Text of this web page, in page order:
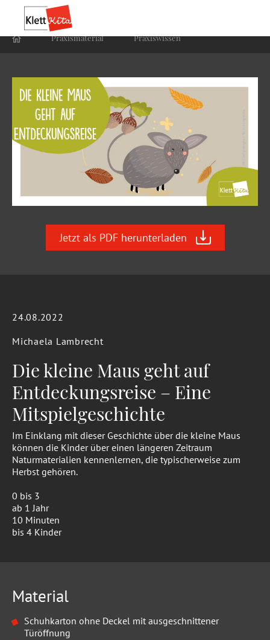
Praxis­material Praxis­wissen
Jetzt als PDF herunterladen
24.08.2022
Michaela Lambrecht
Die kleine Maus geht auf
Entdeckungsreise – Eine
Mitspielgeschichte
Im Einklang mit dieser Geschichte über die kleine Maus
können die Kinder über einen längeren Zeitraum
Naturmaterialien kennenlernen, die typischerweise zum
Herbst gehören.
0 bis 3
ab 1 Jahr
10 Minuten
bis 4 Kinder
Material
Schuhkarton ohne Deckel mit ausgeschnittener
Türöffnung